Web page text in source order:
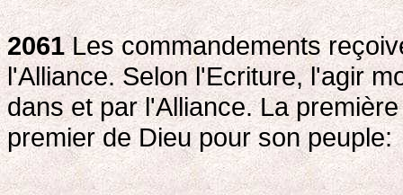
2061Les commandements
l'Alliance. Selon l'Ecriture, l'agir
dans et par l'Alliance. La
premier de Dieu pour son peuple: